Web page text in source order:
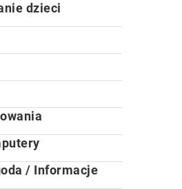
dzieci
/ Informacje